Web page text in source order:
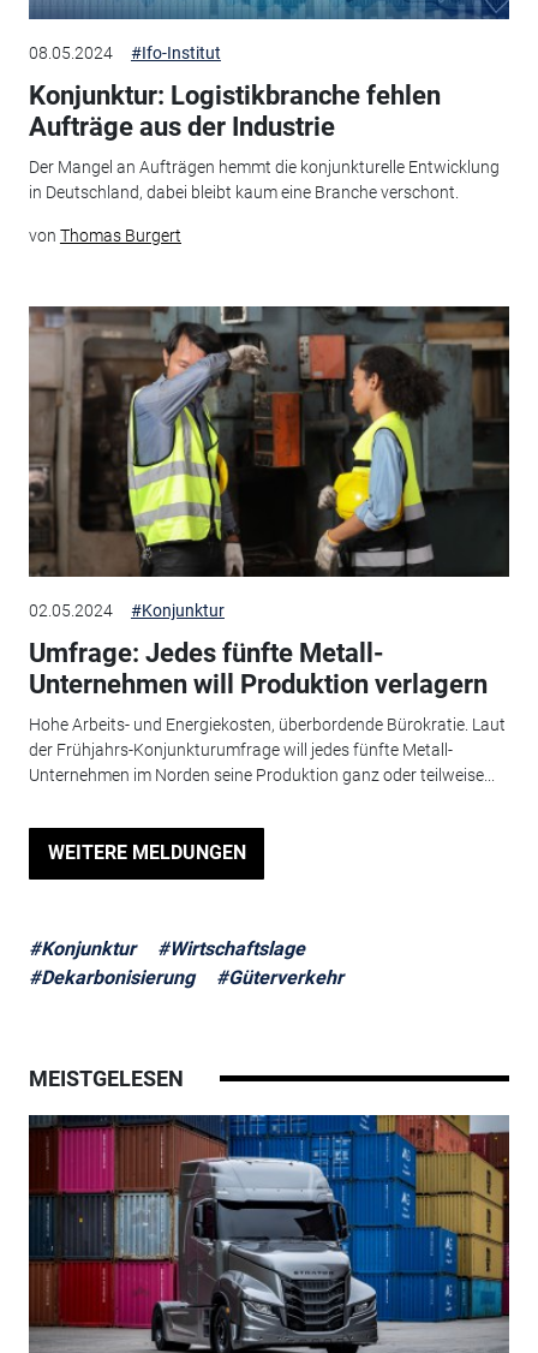
08.05.2024 #Ifo-Institut
Konjunktur: Logistikbranche fehlen
Aufträge aus der Industrie
Der Mangel an Aufträgen hemmt die konjunkturelle Entwicklung
in Deutschland, dabei bleibt kaum eine Branche verschont.
von Thomas Burgert
02.05.2024 #Konjunktur
Umfrage: Jedes fünfte Metall-
Unternehmen will Produktion verlagern
Hohe Arbeits- und Energiekosten, überbordende Bürokratie. Laut
der Frühjahrs-Konjunkturumfrage will jedes fünfte Metall-
Unternehmen im Norden seine Produktion ganz oder teilweise...
WEITERE MELDUNGEN
#Konjunktur
#Wirtschaftslage
#Dekarbonisierung
#Güterverkehr
MEISTGELESEN